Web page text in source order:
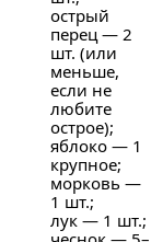
острый
перец — 2
шт. (или
меньше,
если не
любите
острое);
яблоко — 1
крупное;
морковь —
1 шт.;
лук — 1 шт.;